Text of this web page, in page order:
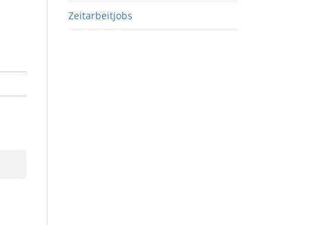
Zeitarbeitjobs